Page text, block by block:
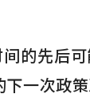
的先后
一次政